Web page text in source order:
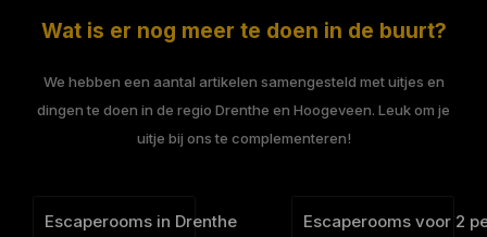
Wat is er nog meer te doen in de buurt?
We hebben een aantal artikelen samengesteld met uitjes en
dingen te doen in de regio Drenthe en Hoogeveen. Leuk om je
uitje bij ons te complementeren!
Escaperooms in Drenthe Escaperooms voor 2